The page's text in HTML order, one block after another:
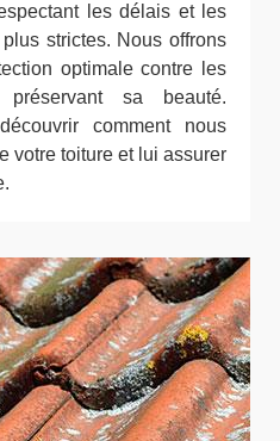
les délais et les
strictes. Nous offrons
optimale contre les
sa beauté.
comment nous
votre toiture et lui assurer